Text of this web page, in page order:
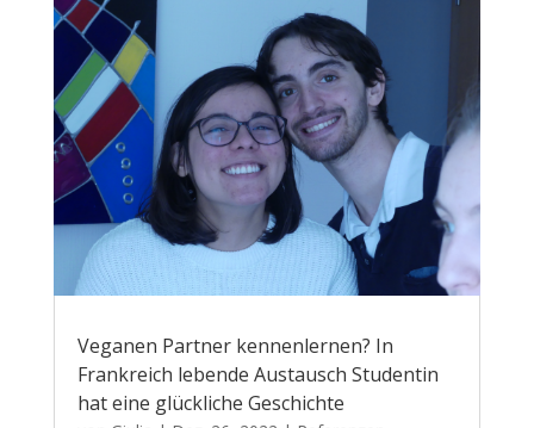
Veganen Partner kennenlernen? In
Frankreich lebende Austausch Studentin
hat eine glückliche Geschichte